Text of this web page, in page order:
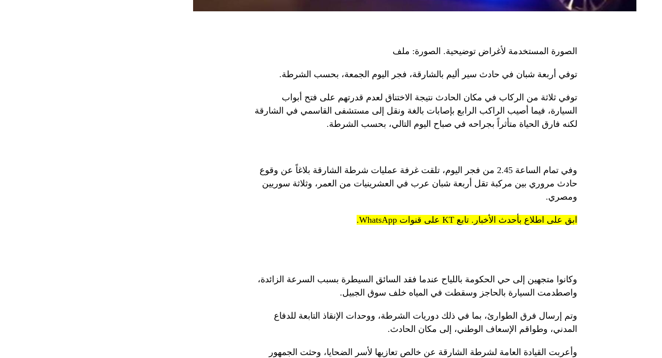
الصورة المستخدمة لأغراض توضيحية. الصورة: ملف
توفي أربعة شبان في حادث سير أليم بالشارقة، فجر اليوم الجمعة، بحسب الشرطة.
توفي ثلاثة من الركاب في مكان الحادث نتيجة الاختناق لعدم قدرتهم على فتح أبواب
السيارة، فيما أصيب الراكب الرابع بإصابات بالغة ونقل إلى مستشفى القاسمي في الشارقة
لكنه فارق الحياة متأثراً بجراحه في صباح اليوم التالي، بحسب الشرطة.
وفي تمام الساعة 2.45 من فجر اليوم، تلقت غرفة عمليات شرطة الشارقة بلاغاً عن وقوع
حادث مروري بين مركبة تقل أربعة شبان عرب في العشرينيات من العمر، وثلاثة سوريين
ومصري.
ابق على اطلاع بأحدث الأخبار. تابع KT على قنوات WhatsApp.
وكانوا متجهين إلى حي الحكومة باللياح عندما فقد السائق السيطرة بسبب السرعة الزائدة،
واصطدمت السيارة بالحاجز وسقطت في المياه خلف سوق الجبيل.
وتم إرسال فرق الطوارئ، بما في ذلك دوريات الشرطة، ووحدات الإنقاذ التابعة للدفاع
المدني، وطواقم الإسعاف الوطني، إلى مكان الحادث.
وأعربت القيادة العامة لشرطة الشارقة عن خالص تعازيها لأسر الضحايا، وحثت الجمهور